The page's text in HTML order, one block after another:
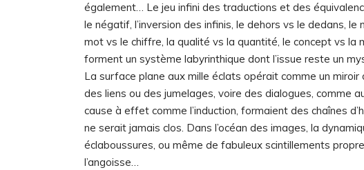
également… Le jeu infini des traductions et des
le négatif, l’inversion des infinis, le dehors vs le dedans,
mot vs le chiffre, la qualité vs la quantité, le concept vs la
forment un système labyrinthique dont l’issue reste un
La surface plane aux mille éclats opérait comme un
des liens ou des jumelages, voire des dialogues, comme
cause à effet comme l’induction, formaient des chaînes
ne serait jamais clos. Dans l’océan des images, la
éclaboussures, ou même de fabuleux scintillements
l’angoisse…